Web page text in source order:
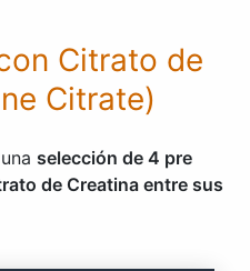
Citrato de
Citrate)
selección de 4 pre
de Creatina entre sus